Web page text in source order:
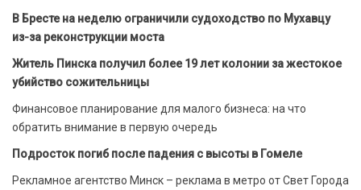
В Бресте на неделю ограничили судоходство по Мухавцу
из-за реконструкции моста
Житель Пинска получил более 19 лет колонии за жестокое
убийство сожительницы
Финансовое планирование для малого бизнеса: на что
обратить внимание в первую очередь
Подросток погиб после падения с высоты в Гомеле
Рекламное агентство Минск – реклама в метро от Свет Города